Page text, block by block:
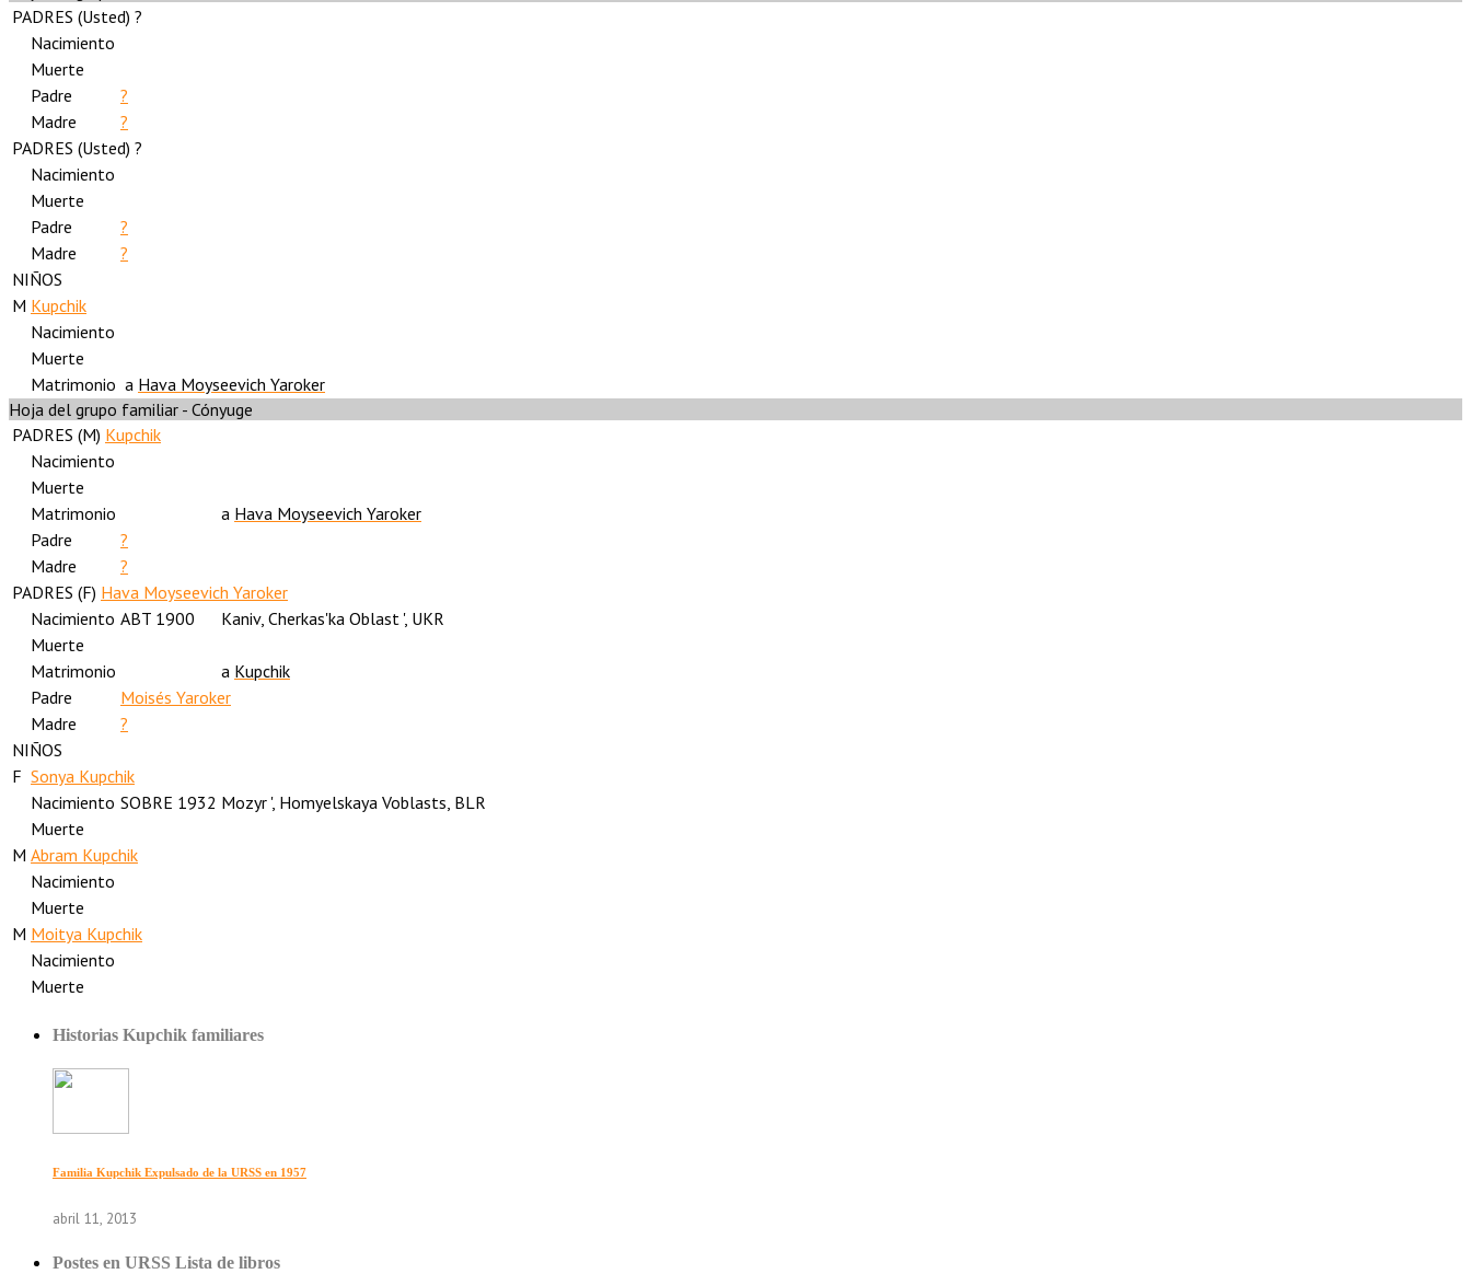
PADRES (Usted) ?
Nacimiento
Muerte
Padre
?
Madre
?
PADRES (Usted) ?
Nacimiento
Muerte
Padre
?
Madre
?
NIÑOS
M Kupchik
Nacimiento
Muerte
Matrimonio a Hava Moyseevich Yaroker
Hoja del grupo familiar - Cónyuge
PADRES (M) Kupchik
Nacimiento
Muerte
Matrimonio
a Hava Moyseevich Yaroker
Padre
?
Madre
?
PADRES (F) Hava Moyseevich Yaroker
Nacimiento ABT 1900
Kaniv, Cherkas'ka Oblast ', UKR
Muerte
Matrimonio
a Kupchik
Padre
Moisés Yaroker
Madre
?
NIÑOS
F Sonya Kupchik
Nacimiento SOBRE 1932 Mozyr ', Homyelskaya Voblasts, BLR
Muerte
M Abram Kupchik
Nacimiento
Muerte
M Moitya Kupchik
Nacimiento
Muerte
Historias Kupchik familiares
Familia Kupchik Expulsado de la URSS en 1957
abril 11, 2013
Postes en URSS Lista de libros